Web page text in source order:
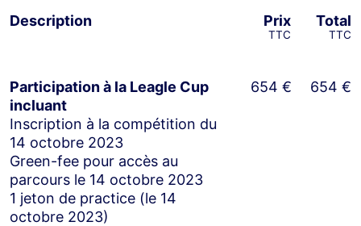
Description Prix
TTC
Total
TTC
Participation à la Leagle Cup
incluant
Inscription à la compétition du
14 octobre 2023
Green-fee pour accès au
parcours le 14 octobre 2023
1 jeton de practice (le 14
octobre 2023)
654 € 654 €